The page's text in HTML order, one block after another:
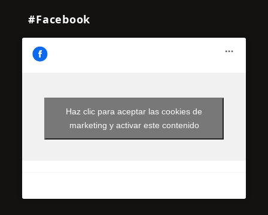
#Facebook
Haz clic para aceptar las cookies de
marketing y activar este contenido